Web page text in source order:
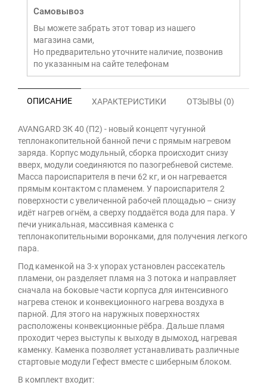
Самовывоз
Вы можете забрать этот товар из нашего
магазина сами,
Но предварительно уточните наличие, позвонив
по указанным на сайте телефонам
ОПИСАНИЕ ХАРАКТЕРИСТИКИ ОТЗЫВЫ (0)
AVANGARD ЗК 40 (П2) - новый концепт чугунной
теплонакопительной банной печи с прямым нагревом
заряда. Корпус модульный, сборка происходит снизу
вверх, модули соединяются по пазогребневой системе.
Масса пароиспарителя в печи 62 кг, и он нагревается
прямым контактом с пламенем. У пароиспарителя 2
поверхности с увеличенной рабочей площадью – снизу
идёт нагрев огнём, а сверху поддаётся вода для пара. У
печи уникальная, массивная каменка с
теплонакопительными воронками, для получения легкого
пара.
Под каменкой на 3-х упорах установлен рассекатель
пламени, он разделяет пламя на 3 потока и направляет
сначала на боковые части корпуса для интенсивного
нагрева стенок и конвекционного нагрева воздуха в
парной. Для этого на наружных поверхностях
расположены конвекционные рёбра. Дальше пламя
проходит через выступы к выходу в дымоход, нагревая
каменку. Каменка позволяет устанавливать различные
стартовые модули Гефест вместе с шиберным блоком.
В комплект входит: